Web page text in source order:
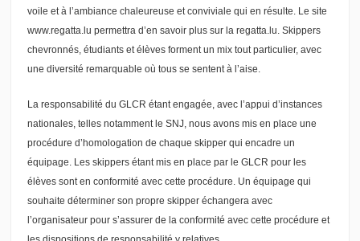
voile et à l’ambiance chaleureuse et conviviale qui en résulte. Le site
www.regatta.lu permettra d’en savoir plus sur la regatta.lu. Skippers
chevronnés, étudiants et élèves forment un mix tout particulier, avec
une diversité remarquable où tous se sentent à l’aise.
La responsabilité du GLCR étant engagée, avec l’appui d’instances
nationales, telles notamment le SNJ, nous avons mis en place une
procédure d’homologation de chaque skipper qui encadre un
équipage. Les skippers étant mis en place par le GLCR pour les
élèves sont en conformité avec cette procédure. Un équipage qui
souhaite déterminer son propre skipper échangera avec
l’organisateur pour s’assurer de la conformité avec cette procédure et